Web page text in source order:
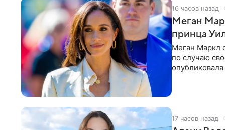
16 часов назад
Меган
принца
Меган Маркл
по случаю
17 часов назад